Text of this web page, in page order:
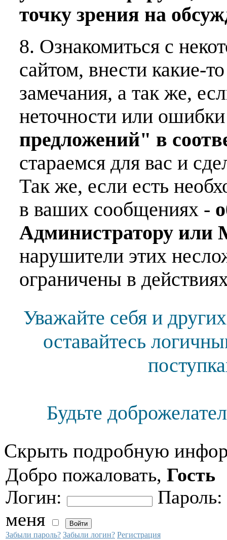
точку зрения на
8. Ознакомиться с
сайтом, внести какие-
замечания, а так же,
неточности или
предложений" в
стараемся для вас и
Так же, если есть
в ваших сообщениях -
Администратору или
нарушители этих
ограничены в
Уважайте себя и
оставайтесь
Будьте
Скрыть подробную
Добро пожаловать, Гость
Логин:
Пароль:
меня
Забыли пароль? Забыли логин? Регистрация